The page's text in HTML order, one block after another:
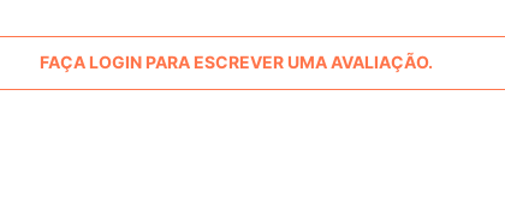
FAÇA LOGIN PARA ESCREVER UMA AVALIAÇÃO.